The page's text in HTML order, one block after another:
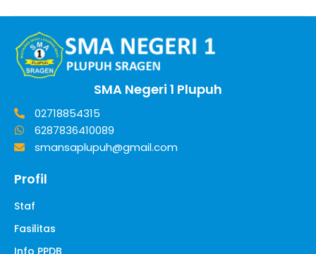
SMA Negeri 1 Plupuh
02718854315
6287836410089
smansaplupuh@gmail.com
Profil
Staf
Fasilitas
Info PPDB